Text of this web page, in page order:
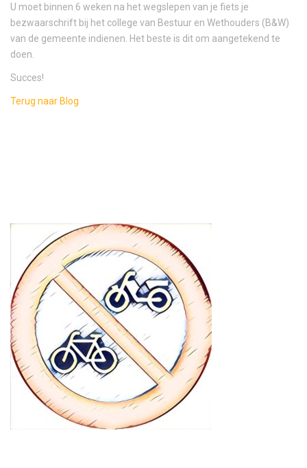
U moet binnen 6 weken na het wegslepen van je fiets je
bezwaarschrift bij het college van Bestuur en Wethouders (B&W)
van de gemeente indienen. Het beste is dit om aangetekend te
doen.
Succes!
Terug naar Blog